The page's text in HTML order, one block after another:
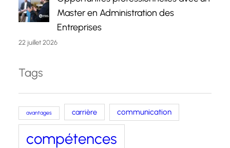
Master en Administration des
Entreprises
22 juillet 2026
Tags
avantages carrière communication
compétences